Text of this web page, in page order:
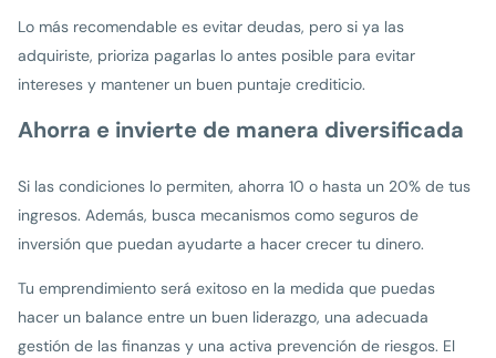
Lo más recomendable es evitar deudas, pero si ya las
adquiriste, prioriza pagarlas lo antes posible para evitar
intereses y mantener un buen puntaje crediticio.
Ahorra e invierte de manera diversificada
Si las condiciones lo permiten, ahorra 10 o hasta un 20% de tus
ingresos. Además, busca mecanismos como seguros de
inversión que puedan ayudarte a hacer crecer tu dinero.
Tu emprendimiento será exitoso en la medida que puedas
hacer un balance entre un buen liderazgo, una adecuada
gestión de las finanzas y una activa prevención de riesgos. El